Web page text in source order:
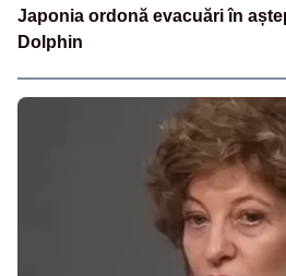
Japonia ordonă evacuări în
Dolphin